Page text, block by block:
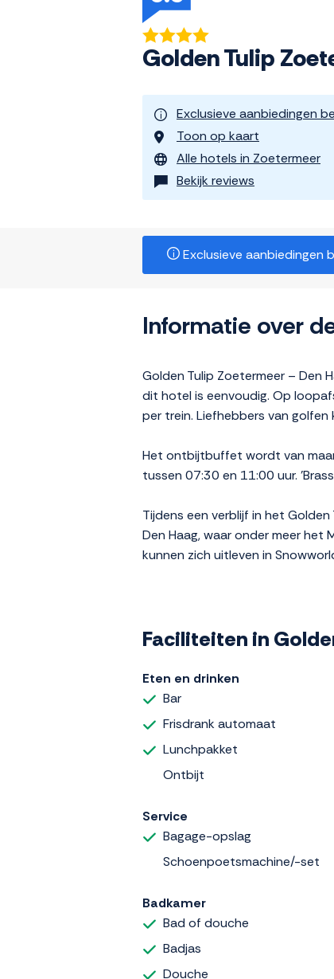
Golden Tulip
Exclusieve aanbiedingen
Toon op kaart
Alle hotels in Zoetermeer
Bekijk reviews
Exclusieve aanbiedingen
Informatie over
Golden Tulip Zoetermeer – Den
dit hotel is eenvoudig. Op
per trein. Liefhebbers van
Het ontbijtbuffet wordt van
tussen 07:30 en 11:00 uur.
Tijdens een verblijf in het
Den Haag, waar onder meer het
kunnen zich uitleven in
Faciliteiten in
Eten en drinken
Bar
Frisdrank automaat
Lunchpakket
Ontbijt
Service
Bagage-opslag
Schoenpoetsmachine/-set
Badkamer
Bad of douche
Badjas
Douche